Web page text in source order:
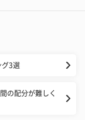
グ3選
の配分が難しく